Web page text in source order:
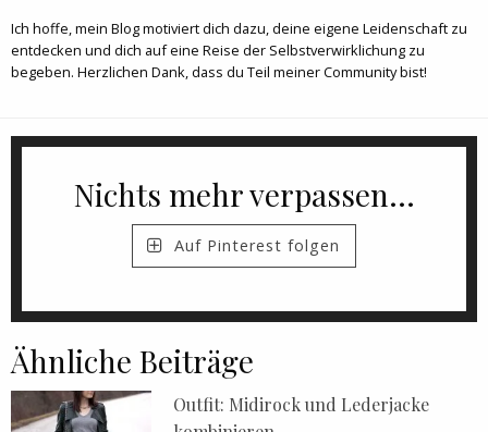
Ich hoffe, mein Blog motiviert dich dazu, deine eigene Leidenschaft zu
entdecken und dich auf eine Reise der Selbstverwirklichung zu
begeben. Herzlichen Dank, dass du Teil meiner Community bist!
Nichts mehr verpassen...
Auf Pinterest folgen
Ähnliche Beiträge
Outfit: Midirock und Lederjacke